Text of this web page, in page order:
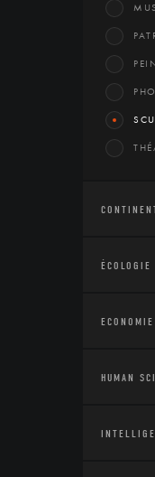
ÉCOLOGIE
ECONOMIE
HUMAN